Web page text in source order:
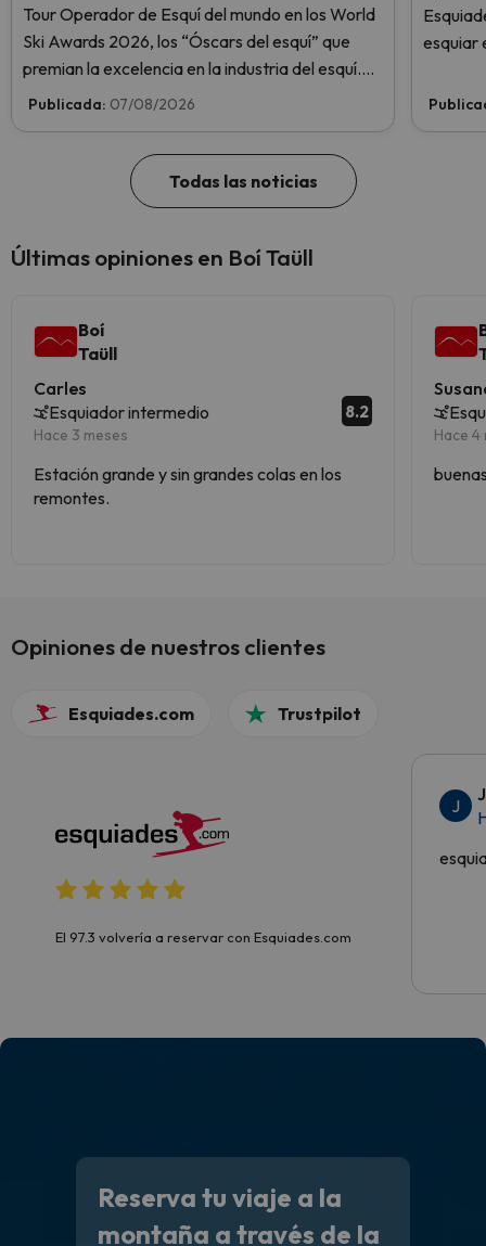
Tour Operador de Esquí del mundo en los World
Ski Awards 2026, los “Óscars del esquí” que
premian la excelencia en la industria del esquí.
¡Vota ahora y ayúdanos a alcanzar la cima!
Publicada: 07/08/2026
esquiar
Todas las noticias
Últimas opiniones en Boí Taüll
Boí
Taüll
Carles
Esquiador intermedio
Hace 3 meses
8.2
Estación grande y sin grandes colas en los
remontes.
Hace 4
Opiniones de nuestros clientes
Esquiades.com Trustpilot
El 97.3 volvería a reservar con Esquiades.com
J
Reserva tu viaje a la
montaña a través de la